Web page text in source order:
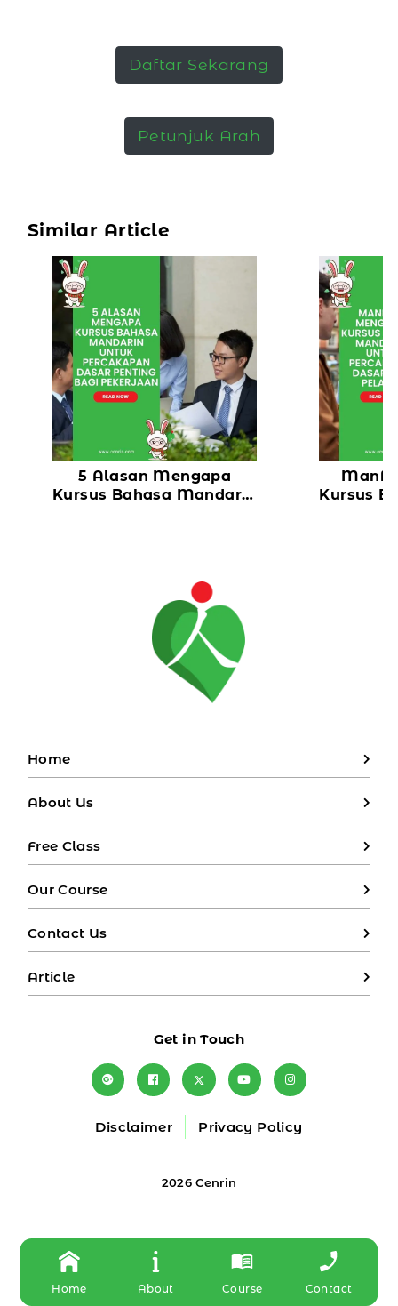
Daftar Sekarang
Petunjuk Arah
Similar Article
5 Alasan Mengapa
Kursus Bahasa Mandarin
Kursus
Home
About Us
Free Class
Our Course
Contact Us
Article
Get in Touch
Disclaimer Privacy Policy
2026 Cenrin
Home About Course Contact